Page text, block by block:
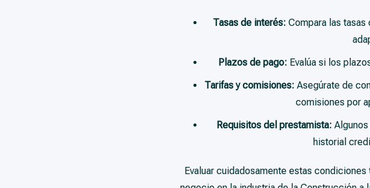
Tasas de interés: Compara las
Plazos de pago: Evalúa si los
Tarifas y comisiones: Asegúrate de
comisiones por
Requisitos del prestamista:
historial
Evaluar cuidadosamente estas